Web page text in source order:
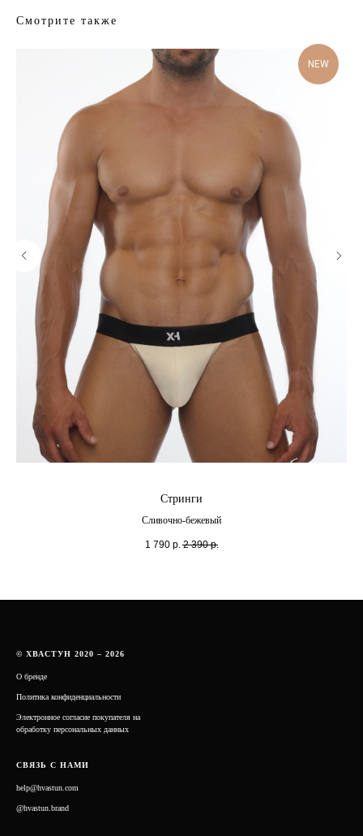
Смотрите также
NEW
Стринги
Сливочно-бежевый
1 790 р. 2 390 р.
© ХВАСТУН 2020 – 2026
О бренде
Политика конфиденциальности
Электронное согласие покупателя на
обработку персональных данных
СВЯЗЬ С НАМИ
help@hvastun.com
@hvastun.brand